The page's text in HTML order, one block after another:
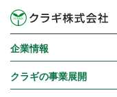
企業情報
クラギの事業展開